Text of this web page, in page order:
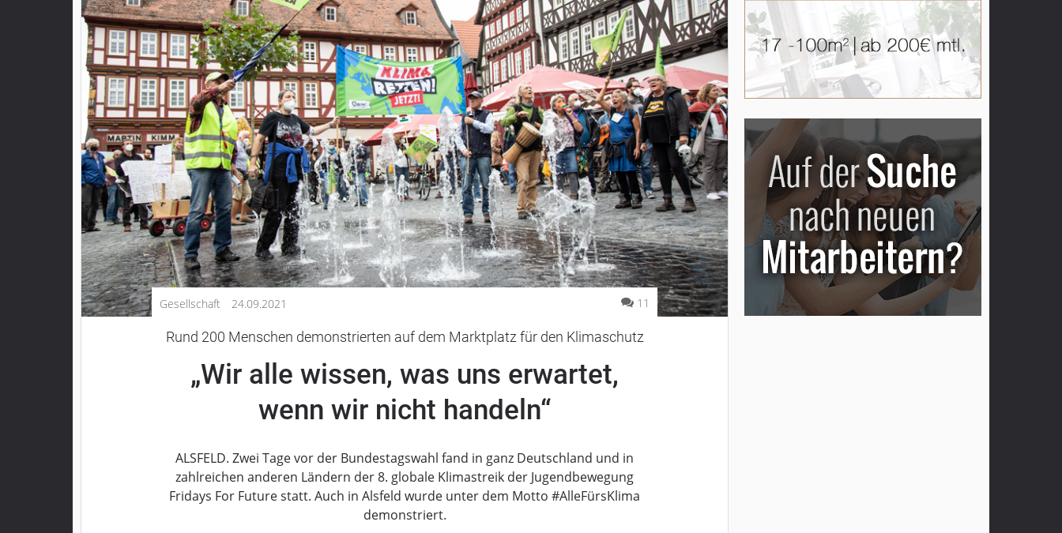
Kultur
Lifestyle
Wirtschaft
Vogelsberg
Alsfeld
Lauterbach
Romrod
Homberg
Ohm
Schotten
Schlitz
Antrifttal
Feldatal
Gesellschaft 24.09.2021 11
Rund 200 Menschen demonstrierten auf dem Marktplatz für den Klimaschutz
„Wir alle wissen, was uns erwartet,
wenn wir nicht handeln“
ALSFELD. Zwei Tage vor der Bundestagswahl fand in ganz Deutschland und in
zahlreichen anderen Ländern der 8. globale Klimastreik der Jugendbewegung
Fridays For Future statt. Auch in Alsfeld wurde unter dem Motto #AlleFürsKlima
demonstriert.